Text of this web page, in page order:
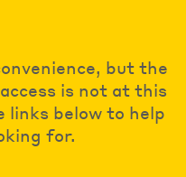
but the
is not at this
links below to help
for.